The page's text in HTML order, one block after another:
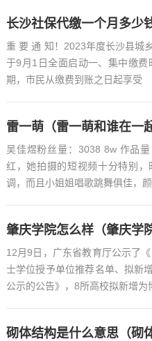
重 要 通 知！2023年度长沙县城
于9月1日全面启动一、集中缴
期，市民从缴费到账之日起享受
雷一萌（雷一萌和谁在一
吴佳煜粉丝量：3038 8w 作品
红，她拍摄的短视频十分特别
调，而且小姐姐唱歌跳舞俱佳，
肇庆学院怎么样（肇庆学
12月9日，广东省教育厅公示了
士学位授予单位推荐名单、拟新
公示的公告》，8所高校拟新增为
砌体结构是什么意思（砌